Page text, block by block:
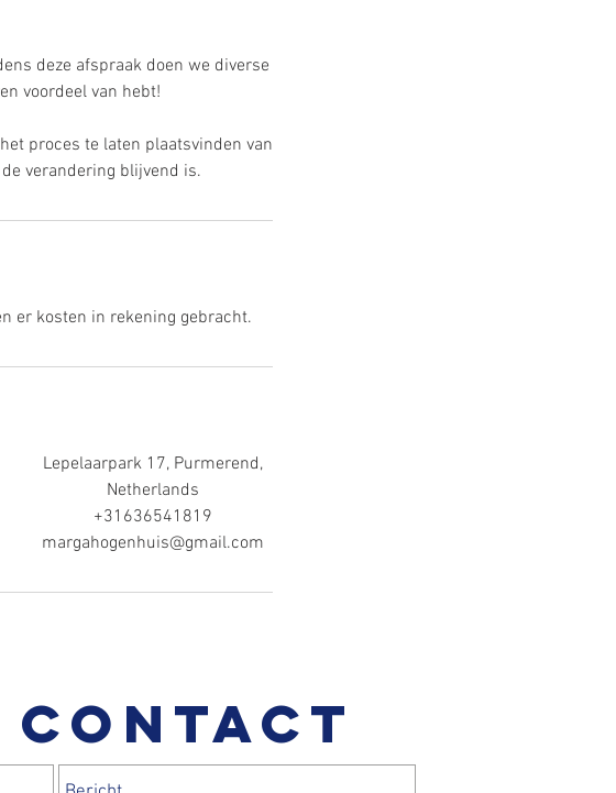
deze afspraak doen we diverse
voordeel van hebt!
proces te laten plaatsvinden van
verandering blijvend is.
er kosten in rekening gebracht.
Lepelaarpark 17, Purmerend,
Netherlands
+31636541819
margahogenhuis@gmail.com
CONTACT